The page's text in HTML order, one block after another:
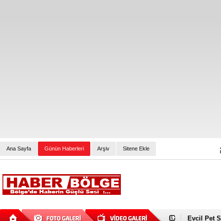
Ana Sayfa Günün Haberleri Arşiv Sitene Ekle
Evcil Pet